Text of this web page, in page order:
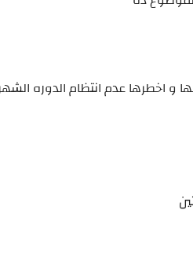
و اخطرها عدم انتظام الدوره